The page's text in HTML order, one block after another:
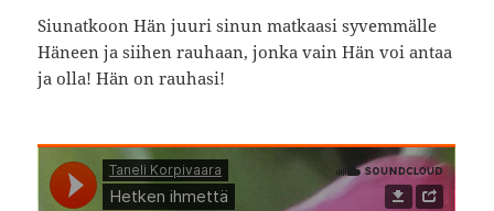
Siunatkoon Hän juuri sinun matkaasi syvemmälle
Häneen ja siihen rauhaan, jonka vain Hän voi antaa
ja olla! Hän on rauhasi!